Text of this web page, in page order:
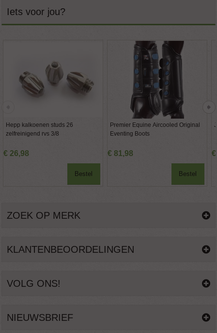
Iets voor jou?
Hepp kalkoenen studs 26
zelfreinigend rvs 3/8
€ 26,98
Bestel
Premier Equine Aircooled Original
Eventing Boots
€ 81,98
Bestel
€
ZOEK OP MERK
KLANTENBEOORDELINGEN
VOLG ONS!
NIEUWSBRIEF